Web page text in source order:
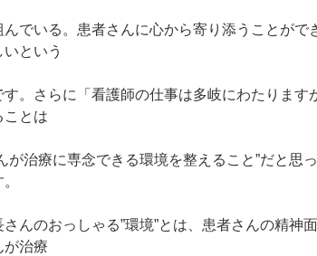
んでいる。患者さんに心から寄り添うことがで
いという
す。さらに「看護師の仕事は多岐にわたります
ことは
が治療に専念できる環境を整えること”だと思
さんのおっしゃる”環境”とは、患者さんの精神
が治療